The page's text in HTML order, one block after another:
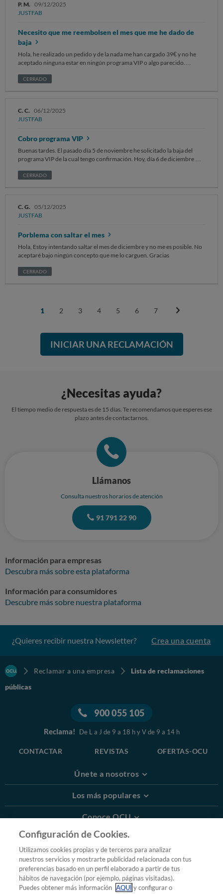
P. M. 09/12/2025
JUSTFAB
Necesito que me reembolsen el mes que me he dado de
baja
Hola, he realizado un pedido y de la nada me han cargado 39€ y no he
aceptado ninguna estar en ningún programa VIP o algo parecido.
CERRADO
C. C. 06/12/2025
JUSTFAB
Cobro programa VIP
Buenas tardes. El pasado día 5 de noviembre he solicitado la baja del
programa VIP de la cual tengo confirmación. Hoy, día 6 de diciembre me
devolución del importe a la mayor brevedad posible.
CERRADO
C. G. 05/12/2025
JUSTFAB
Porblema con saltar el mes
Hola, Estoy intentando saltar el mes de diciembre y no me es posible. No
aceptaré bajo ningún concepto que me lo carguen. Gracias
CERRADO
1 2 3 4 5 6 7
INICIAR UNA RECLAMACIÓN
¿Necesitas ayuda?
El tiempo medio de respuesta es de 15 días. Te recomendamos que esperes ese
plazo antes de contactarnos.
Llámanos
Consulta nuestros horarios de atención
91 791 22 90
Información para empresas
Descubra más sobre esta plataforma
Información para consumidores
Descubre más sobre nuestra plataforma
¿Quieres recibir nuestra Newsletter? Crea una cuenta
Reclamar a una empresa
Lista de reclamaciones
públicas
900 055 105
Reclama! De L a J de 9 a 18 h y V de 9 a 14 h
CONTACTAR REVISTAS OFERTAS-OCU
Únete a nosotros
Los más populares
Conoce OCU
Más Información
© 2026 OCU
Condiciones generales de contratación de OCU
Política de privacidad
Configuración de Cookies.
Utilizamos cookies propias y de terceros para analizar
nuestros servicios y mostrarte publicidad relacionada con tus
preferencias basado en un perfil elaborado a partir de tus
hábitos de navegación (por ejemplo, páginas visitadas).
Puedes obtener más información AQUÍy configurar o